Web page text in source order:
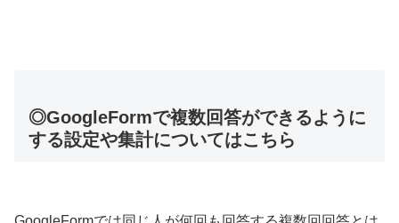
◎GoogleFormで複数回答ができるように
する設定や集計についてはこちら